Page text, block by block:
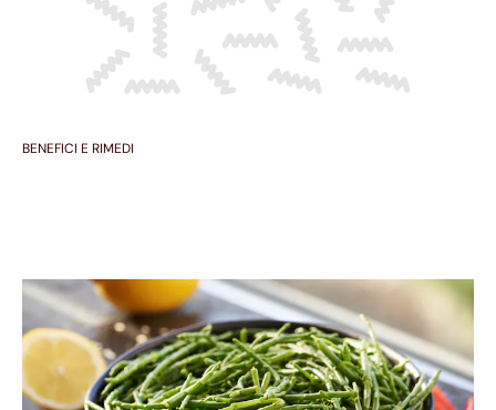
BENEFICI E RIMEDI